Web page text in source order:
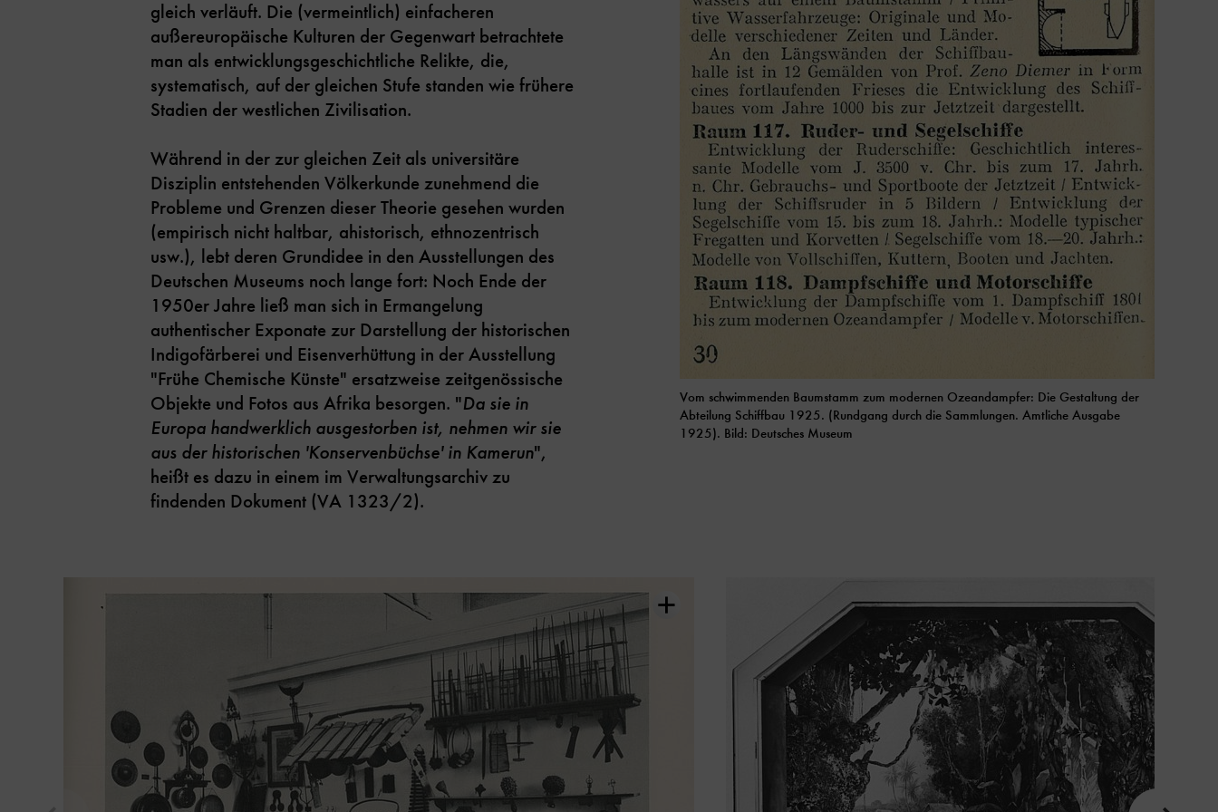
Vom schwimmenden Baumstamm zum modernen Ozeandampfer: Die Gestaltung der
Abteilung Schiffbau 1925. (Rundgang durch die Sammlungen. Amtliche Ausgabe
1925). Bild: Deutsches Museum
gleich verläuft. Die (vermeintlich) einfacheren
außereuropäische Kulturen der Gegenwart betrachtete
man als entwicklungsgeschichtliche Relikte, die,
systematisch, auf der gleichen Stufe standen wie frühere
Stadien der westlichen Zivilisation.
Während in der zur gleichen Zeit als universitäre
Disziplin entstehenden Völkerkunde zunehmend die
Probleme und Grenzen dieser Theorie gesehen wurden
(empirisch nicht haltbar, ahistorisch, ethnozentrisch
usw.), lebt deren Grundidee in den Ausstellungen des
Deutschen Museums noch lange fort: Noch Ende der
1950er Jahre ließ man sich in Ermangelung
authentischer Exponate zur Darstellung der historischen
Indigofärberei und Eisenverhüttung in der Ausstellung
"Frühe Chemische Künste" ersatzweise zeitgenössische
Objekte und Fotos aus Afrika besorgen. "Da sie in
Europa handwerklich ausgestorben ist, nehmen wir sie
aus der historischen 'Konservenbüchse' in Kamerun",
heißt es dazu in einem im Verwaltungsarchiv zu
findenden Dokument (VA 1323/2).
überspringen
nächstes
Element
im
Karussell